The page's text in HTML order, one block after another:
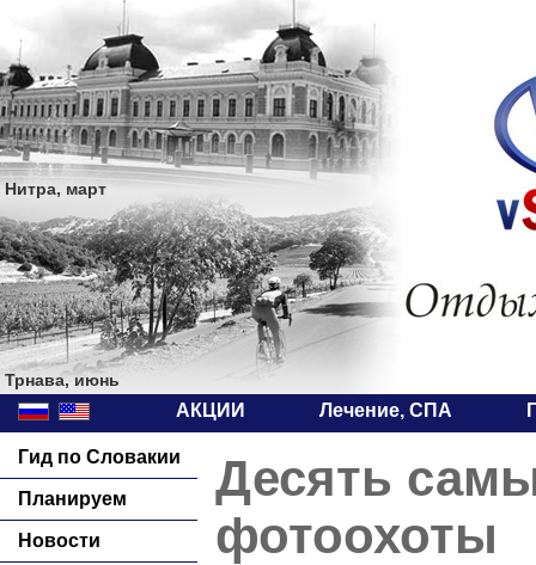
Нитра, март
Трнава, июнь
АКЦИИ Лечение, СПА
Гид по Словакии
Планируем
Новости
Десять
фотоохоты